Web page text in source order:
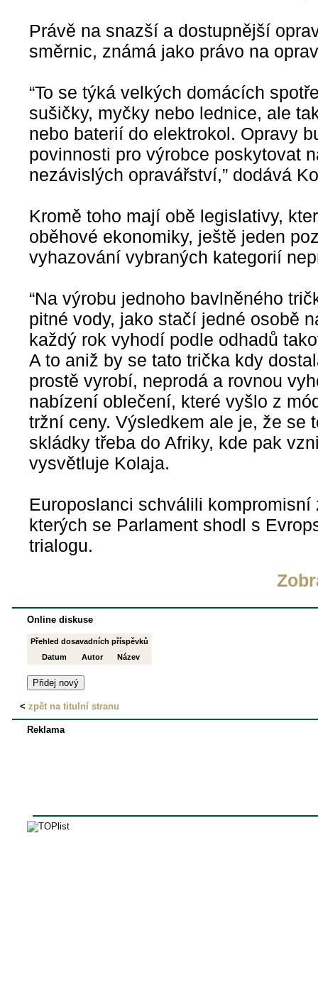
Právě na snazší a dostupnější
směrnic, známá jako právo na
“To se týká velkých domácích
sušičky, myčky nebo lednice, ale
nebo baterií do elektrokol. Opravy
povinnosti pro výrobce poskytovat
nezávislých opravářství,” dodává
Kromě toho mají obě legislativy,
oběhové ekonomiky, ještě jeden
vyhazování vybraných kategorií
“Na výrobu jednoho bavlněného
pitné vody, jako stačí jedné osobě
každý rok vyhodí podle odhadů
A to aniž by se tato trička kdy
prostě vyrobí, neprodá a rovnou
nabízení oblečení, které vyšlo z
tržní ceny. Výsledkem ale je, že se
skládky třeba do Afriky, kde pak
vysvětluje Kolaja.
Europoslanci schválili
kterých se Parlament shodl s
trialogu.
Online diskuse
Přehled dosavadních příspěvků
Datum
Autor Název
< zpět na titulní stranu
Reklama